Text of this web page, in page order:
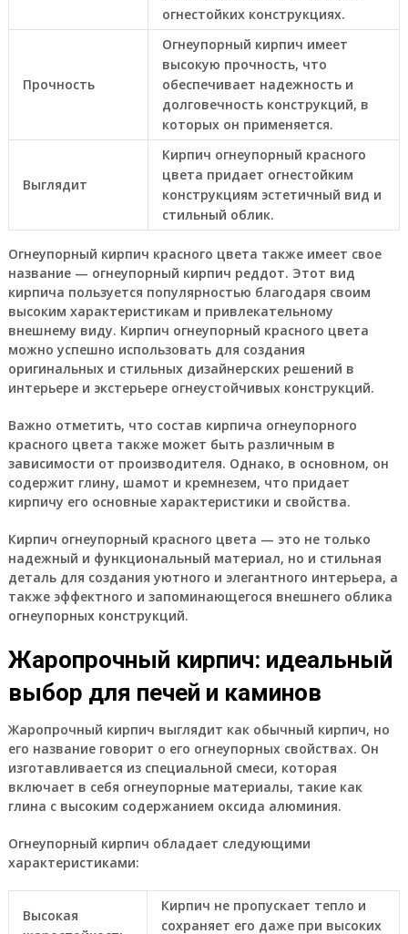
огнестойких конструкциях.
Прочность
Огнеупорный кирпич имеет
высокую прочность, что
обеспечивает надежность и
долговечность конструкций, в
которых он применяется.
Выглядит
Кирпич огнеупорный красного
цвета придает огнестойким
конструкциям эстетичный вид и
стильный облик.
Огнеупорный кирпич красного цвета также имеет свое
название — огнеупорный кирпич реддот. Этот вид
кирпича пользуется популярностью благодаря своим
высоким характеристикам и привлекательному
внешнему виду. Кирпич огнеупорный красного цвета
можно успешно использовать для создания
оригинальных и стильных дизайнерских решений в
интерьере и экстерьере огнеустойчивых конструкций.
Важно отметить, что состав кирпича огнеупорного
красного цвета также может быть различным в
зависимости от производителя. Однако, в основном, он
содержит глину, шамот и кремнезем, что придает
кирпичу его основные характеристики и свойства.
Кирпич огнеупорный красного цвета — это не только
надежный и функциональный материал, но и стильная
деталь для создания уютного и элегантного интерьера, а
также эффектного и запоминающегося внешнего облика
огнеупорных конструкций.
Жаропрочный кирпич: идеальный
выбор для печей и каминов
Жаропрочный кирпич выглядит как обычный кирпич, но
его название говорит о его огнеупорных свойствах. Он
изготавливается из специальной смеси, которая
включает в себя огнеупорные материалы, такие как
глина с высоким содержанием оксида алюминия.
Огнеупорный кирпич обладает следующими
характеристиками:
Высокая
Кирпич не пропускает тепло и
сохраняет его даже при высоких